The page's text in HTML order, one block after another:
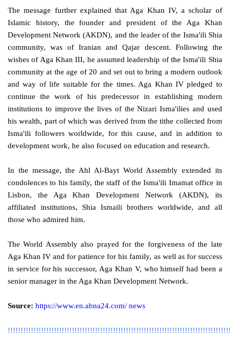
The message further explained that Aga Khan IV, a scholar of
Islamic history, the founder and president of the Aga Khan
Development Network (AKDN), and the leader of the Isma'ili Shia
community, was of Iranian and Qajar descent. Following the
wishes of Aga Khan III, he assumed leadership of the Isma'ili Shia
community at the age of 20 and set out to bring a modern outlook
and way of life suitable for the times. Aga Khan IV pledged to
continue the work of his predecessor in establishing modern
institutions to improve the lives of the Nizari Isma'ilies and used
his wealth, part of which was derived from the tithe collected from
Isma'ili followers worldwide, for this cause, and in addition to
development work, he also focused on education and research.
In the message, the Ahl Al-Bayt World Assembly extended its
condolences to his family, the staff of the Isma'ili Imamat office in
Lisbon, the Aga Khan Development Network (AKDN), its
affiliated institutions, Shia Ismaili brothers worldwide, and all
those who admired him.
The World Assembly also prayed for the forgiveness of the late
Aga Khan IV and for patience for his family, as well as for success
in service for his successor, Aga Khan V, who himself had been a
senior manager in the Aga Khan Development Network.
Source: https://www.en.abna24.com/ news